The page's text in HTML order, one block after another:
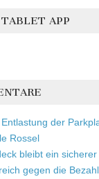
APP
Entlastung der
Rossel
bleibt ein sicherer
gegen die